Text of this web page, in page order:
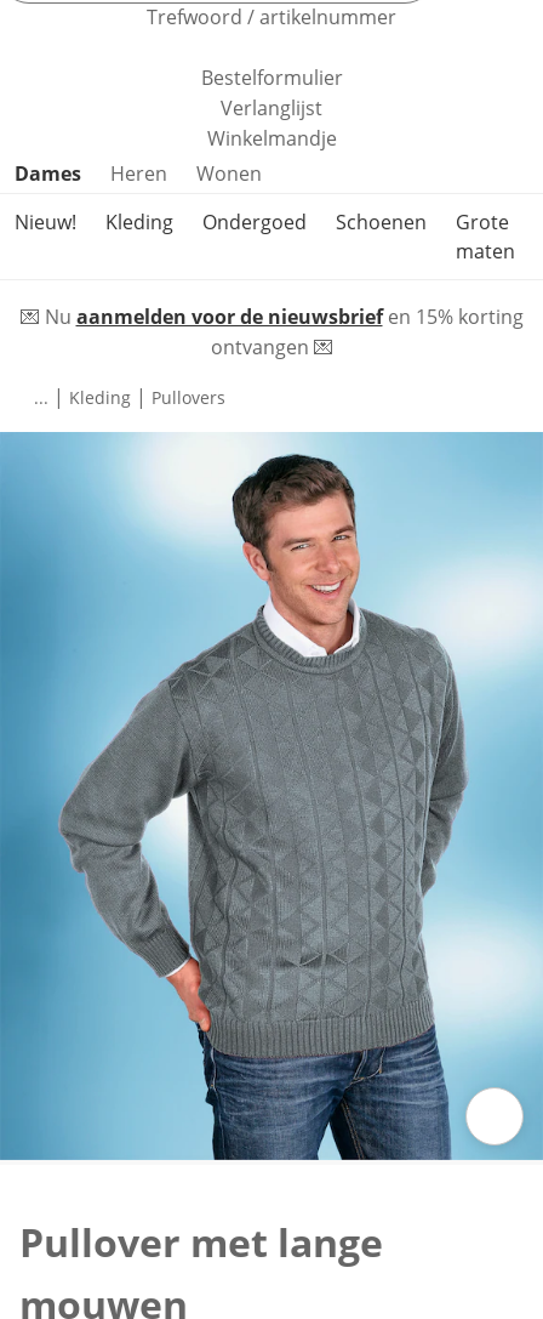
Trefwoord / artikelnummer
Bestelformulier
Verlanglijst
Winkelmandje
Productcategorieën overslaan
Dames Heren
Wonen
Nieuw!
Kleding Ondergoed Schoenen
Grote
maten
💌 Nu aanmelden voor de nieuwsbriefen 15% korting
ontvangen 💌
... | Kleding | Pullovers
Pullover met lange
mouwen